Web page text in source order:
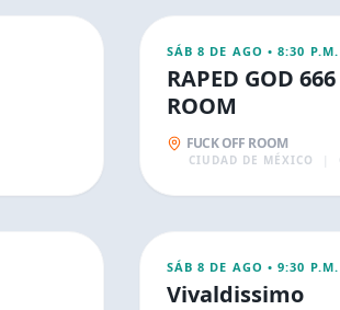
CONCIERTOS
SÁB 8 DE AGO •8:30 P.M.
RAPED GOD
ROOM
FUCK OFF ROOM
CIUDAD DE MÉXICO
9
CONCIERTOS
SÁB 8 DE AGO •9:30 P.M.
Vivaldissimo